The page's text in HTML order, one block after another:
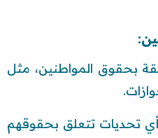
بحقوق المواطنين، مثل
أي تحديات تتعلق بحقوقهم